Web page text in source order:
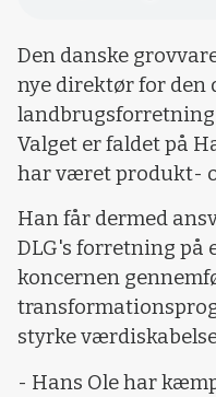
Den danske
nye direktør for den
Valget er faldet på
har været produkt-
Han får dermed
DLG's forretning på
koncernen
styrke
- Hans Ole har